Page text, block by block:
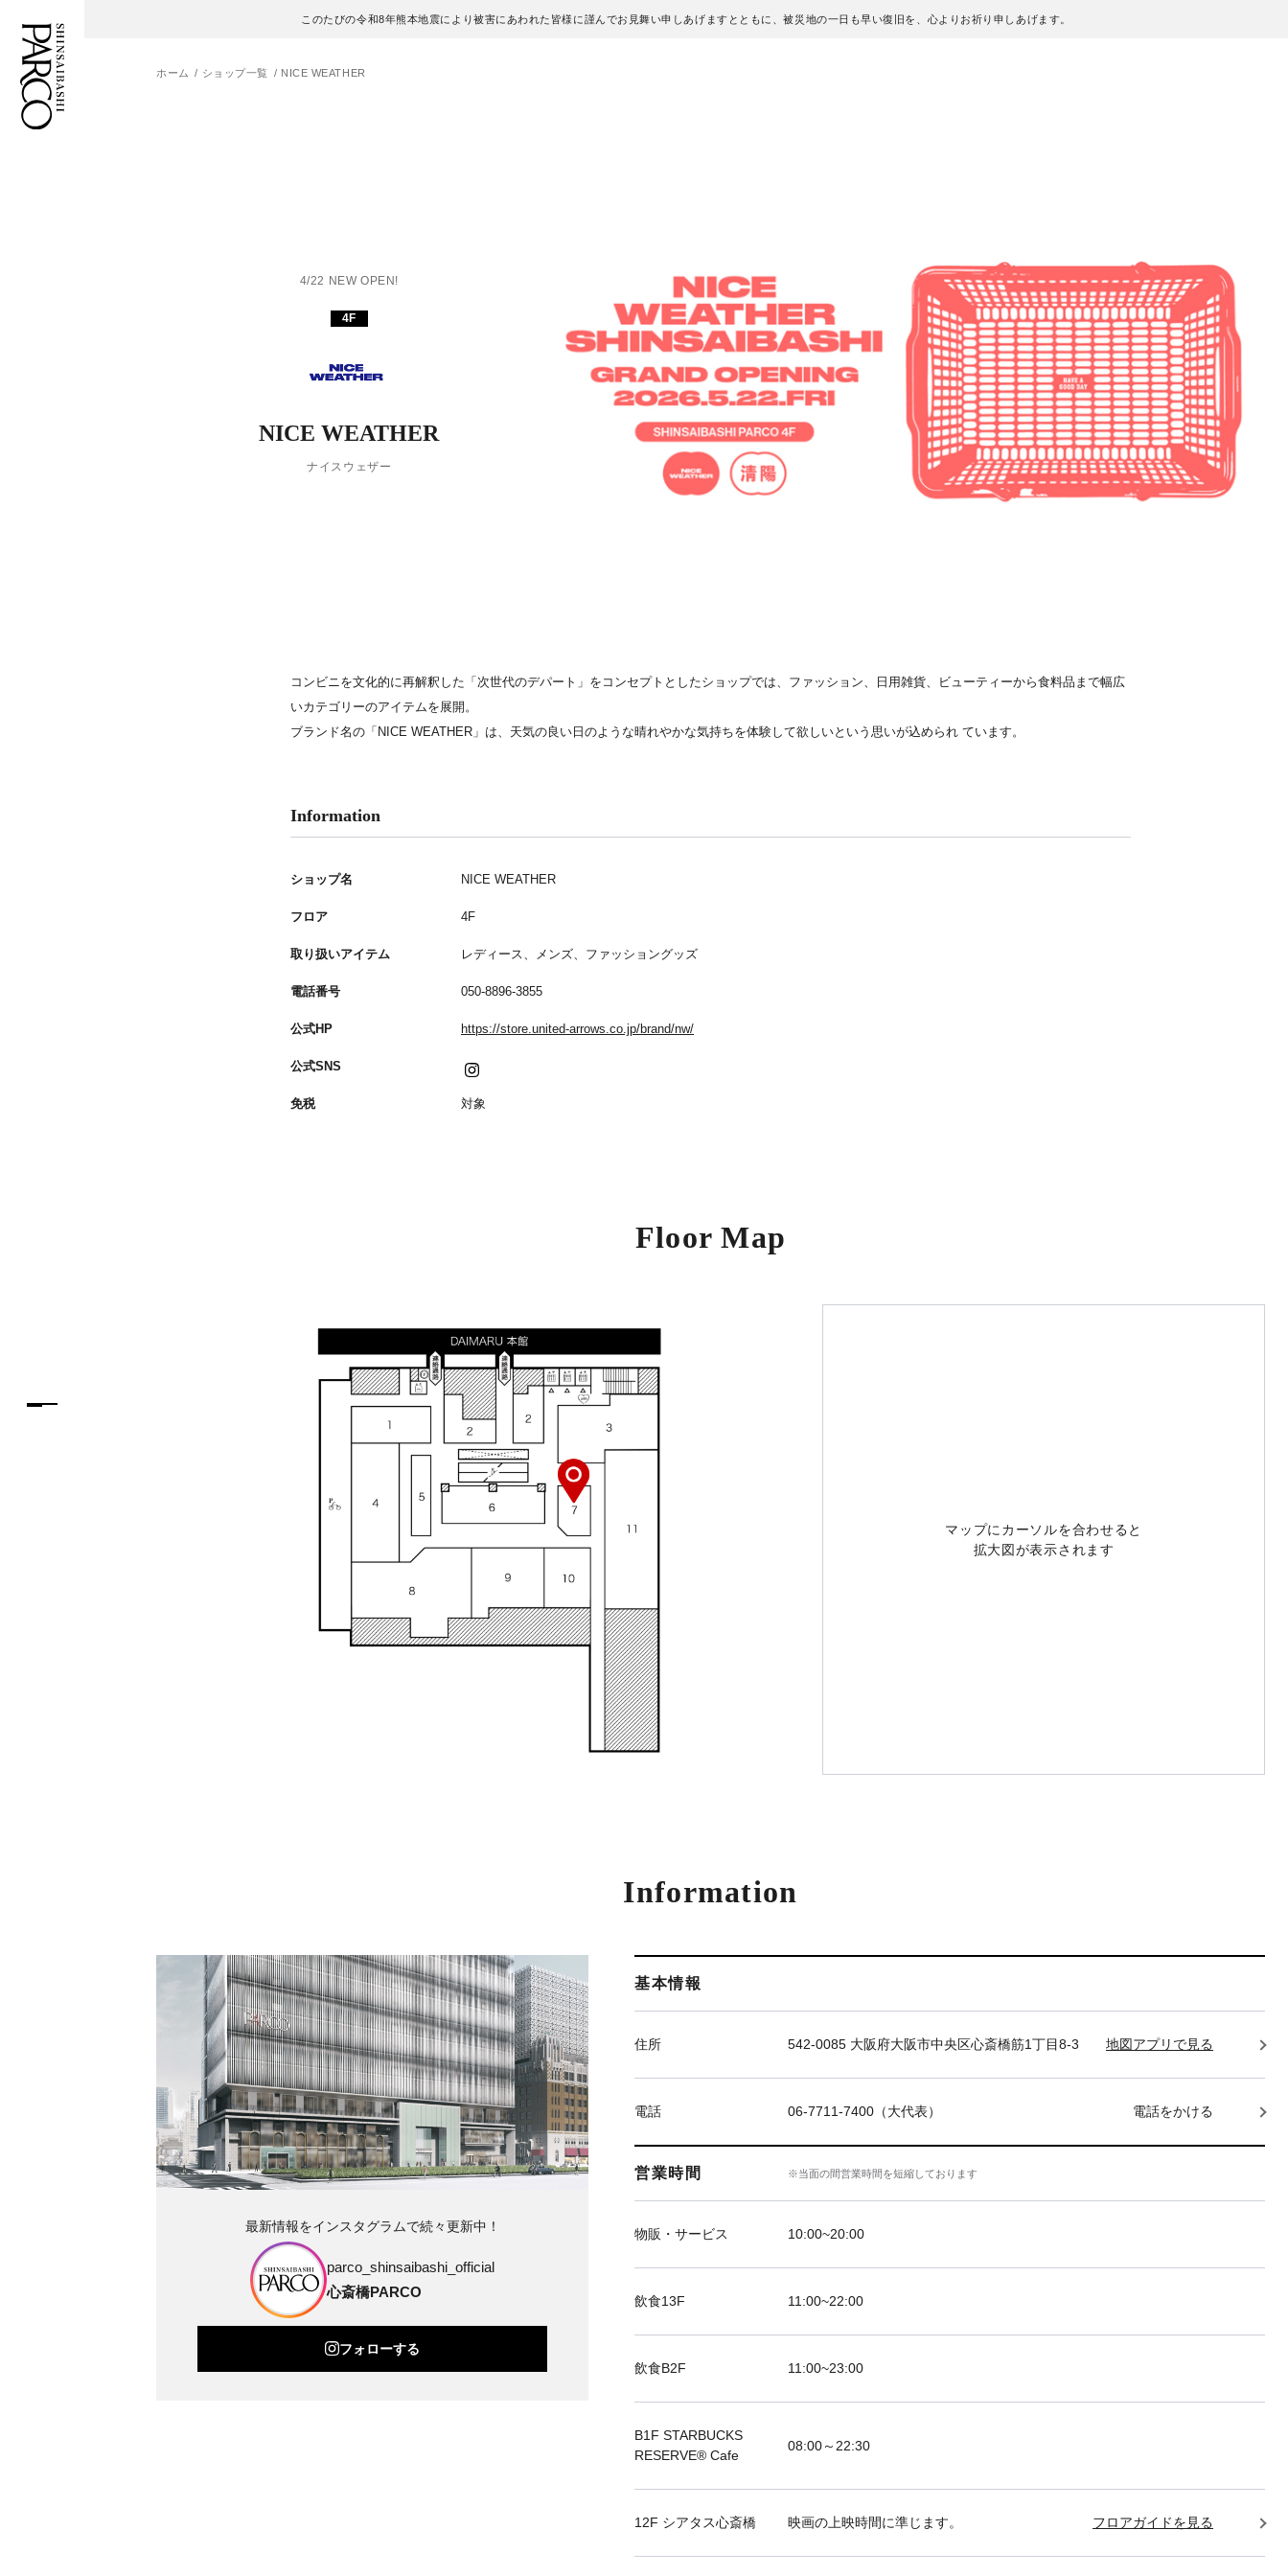
このたびの令和8年熊本地震により被害にあわれた皆様に謹んでお見舞い申しあげますとともに、被災地の一日も早い復旧を、心よりお祈り申しあげます。
ホーム ショップ一覧 NICE WEATHER
4/22 NEW OPEN!
4F
NICE WEATHER
ナイスウェザー
コンビニを文化的に再解釈した「次世代のデパート」をコンセプトとしたショップでは、ファッション、日用雑貨、ビューティーから食料品まで幅広
いカテゴリーのアイテムを展開。
ブランド名の「NICE WEATHER」は、天気の良い日のような晴れやかな気持ちを体験して欲しいという思いが込められ ています。
Information
ショップ名 NICE WEATHER
フロア 4F
取り扱いアイテム レディース、メンズ、ファッショングッズ
電話番号 050-8896-3855
公式HP https://store.united-arrows.co.jp/brand/nw/
公式SNS
免税 対象
Floor Map
マップにカーソルを合わせると
拡大図が表示されます
Information
基本情報
住所 542-0085 大阪府大阪市中央区心斎橋筋1丁目8-3 地図アプリで見る
電話 06-7711-7400（大代表） 電話をかける
営業時間 ※当面の間営業時間を短縮しております
物販・サービス 10:00~20:00
飲食13F 11:00~22:00
飲食B2F 11:00~23:00
B1F STARBUCKS
RESERVE®︎ Cafe
08:00～22:30
12F シアタス心斎橋 映画の上映時間に準じます。 フロアガイドを見る
最新情報をインスタグラムで続々更新中！
parco_shinsaibashi_official
心斎橋PARCO
フォローする